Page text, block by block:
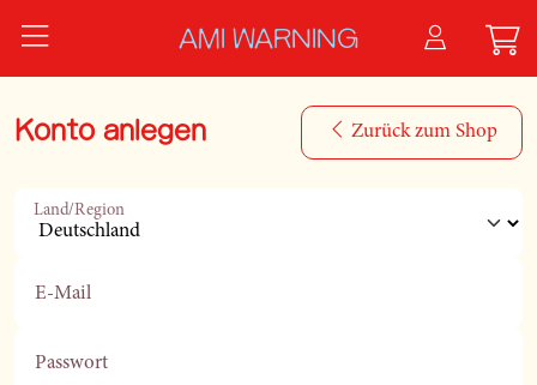
AMI WARNING
Konto anlegen Zurück zum Shop
Land/Region
E-Mail
Passwort